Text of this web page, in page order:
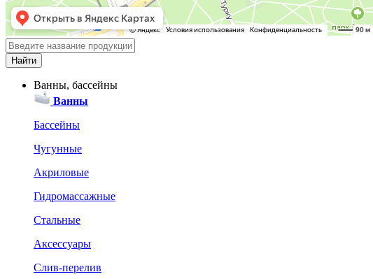
Ванны, бассейны
Ванны
Бассейны
Чугунные
Акриловые
Гидромассажные
Стальные
Аксессуары
Слив-перелив